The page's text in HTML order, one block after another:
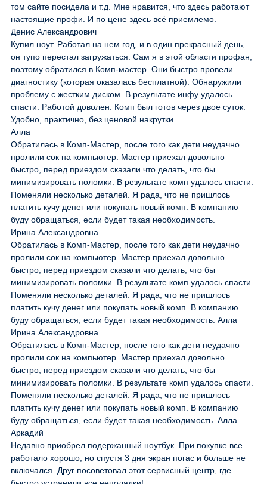
том сайте посидела и т.д. Мне нравится, что здесь работают
настоящие профи. И по цене здесь всё приемлемо.
Денис Александрович
Купил ноут. Работал на нем год, и в один прекрасный день,
он тупо перестал загружаться. Сам я в этой области профан,
поэтому обратился в Комп-мастер. Они быстро провели
диагностику (которая оказалась бесплатной). Обнаружили
проблему с жестким диском. В результате инфу удалось
спасти. Работой доволен. Комп был готов через двое суток.
Удобно, практично, без ценовой накрутки.
Алла
Обратилась в Комп-Мастер, после того как дети неудачно
пролили сок на компьютер. Мастер приехал довольно
быстро, перед приездом сказали что делать, что бы
минимизировать поломки. В результате комп удалось спасти.
Поменяли несколько деталей. Я рада, что не пришлось
платить кучу денег или покупать новый комп. В компанию
буду обращаться, если будет такая необходимость.
Ирина Александровна
Обратилась в Комп-Мастер, после того как дети неудачно
пролили сок на компьютер. Мастер приехал довольно
быстро, перед приездом сказали что делать, что бы
минимизировать поломки. В результате комп удалось спасти.
Поменяли несколько деталей. Я рада, что не пришлось
платить кучу денег или покупать новый комп. В компанию
буду обращаться, если будет такая необходимость. Алла
Ирина Александровна
Обратилась в Комп-Мастер, после того как дети неудачно
пролили сок на компьютер. Мастер приехал довольно
быстро, перед приездом сказали что делать, что бы
минимизировать поломки. В результате комп удалось спасти.
Поменяли несколько деталей. Я рада, что не пришлось
платить кучу денег или покупать новый комп. В компанию
буду обращаться, если будет такая необходимость. Алла
Аркадий
Недавно приобрел подержанный ноутбук. При покупке все
работало хорошо, но спустя 3 дня экран погас и больше не
включался. Друг посоветовал этот сервисный центр, где